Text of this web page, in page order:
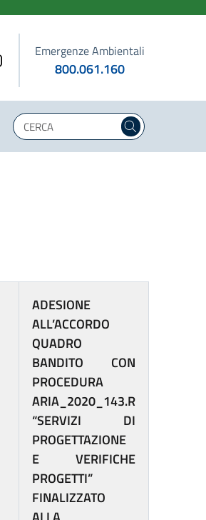
Emergenze Ambientali
800.061.160
ADESIONE
ALL’ACCORDO
QUADRO
BANDITO CON
PROCEDURA
ARIA_2020_143.R
“SERVIZI DI
PROGETTAZIONE
E VERIFICHE
PROGETTI”
FINALIZZATO